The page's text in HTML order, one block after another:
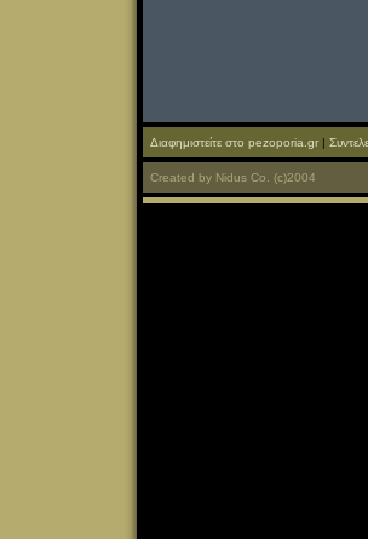
Διαφημιστείτε στο pezoporia.gr |
Created by Nidus Co. (c)2004